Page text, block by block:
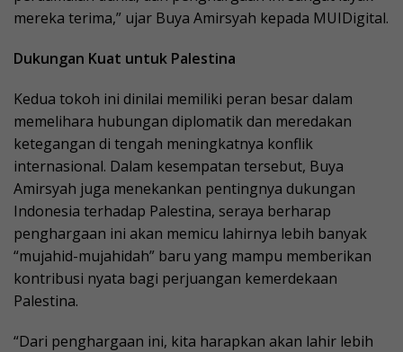
mereka terima,” ujar Buya Amirsyah kepada MUIDigital.
Dukungan Kuat untuk Palestina
Kedua tokoh ini dinilai memiliki peran besar dalam
memelihara hubungan diplomatik dan meredakan
ketegangan di tengah meningkatnya konflik
internasional. Dalam kesempatan tersebut, Buya
Amirsyah juga menekankan pentingnya dukungan
Indonesia terhadap Palestina, seraya berharap
penghargaan ini akan memicu lahirnya lebih banyak
“mujahid-mujahidah” baru yang mampu memberikan
kontribusi nyata bagi perjuangan kemerdekaan
Palestina.
“Dari penghargaan ini, kita harapkan akan lahir lebih